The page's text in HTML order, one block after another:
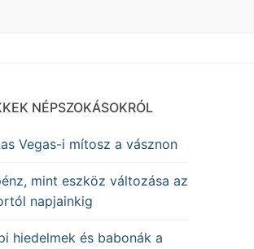
NÉPSZOKÁSOKRÓL
Vegas-i mítosz a vásznon
mint eszköz változása az
napjainkig
hiedelmek és babonák a